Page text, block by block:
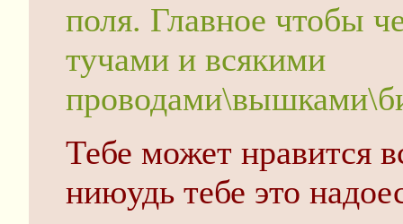
поля. Главное чтобы
тучами и всякими
Тебе может нравится
ниюудь тебе это